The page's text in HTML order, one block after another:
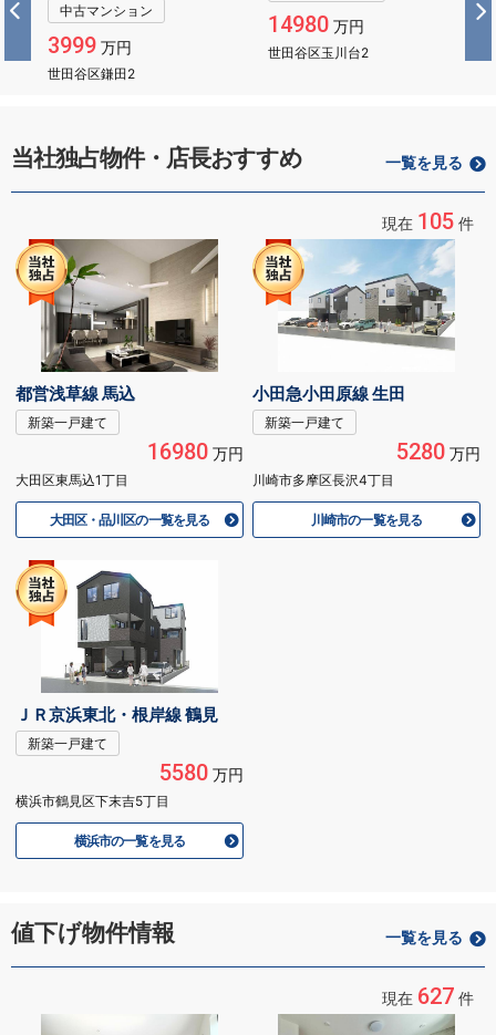
中古マンション
3999万円
世田谷区鎌田2
14980万円
世田谷区玉川台2
当社独占物件・店長おすすめ 一覧を見る
現在 105 件
都営浅草線 馬込
新築一戸建て
16980万円
大田区東馬込1丁目
大田区・品川区の一覧を見る
小田急小田原線 生田
新築一戸建て
5280万円
川崎市多摩区長沢4丁目
川崎市の一覧を見る
ＪＲ京浜東北・根岸線 鶴見
新築一戸建て
5580万円
横浜市鶴見区下末吉5丁目
横浜市の一覧を見る
値下げ物件情報 一覧を見る
現在 627 件